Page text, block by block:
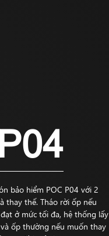
bảo hiểm POC P04 với 2
thay thế. Tháo rời ốp nếu
ở mức tối đa, hệ thống lấy
ốp thường nếu muốn thay